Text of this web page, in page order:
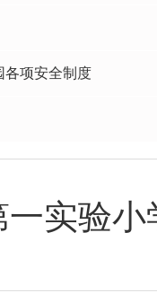
各项安全制度
一实验